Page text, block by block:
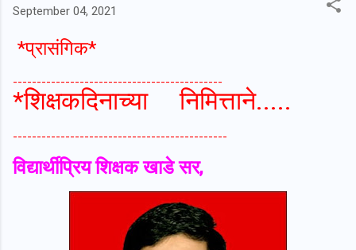
September 04, 2021
*प्रासंगिक*
--------------------------------------------
*शिक्षकदिनाच्या निमित्ताने.....
---------------------------------------------
विद्यार्थीप्रिय शिक्षक खाडे सर,